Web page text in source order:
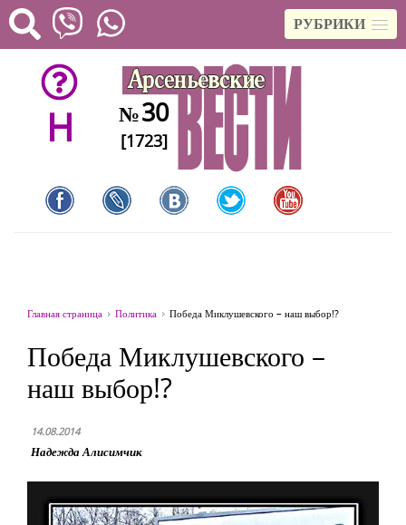
РУБРИКИ
H №30
[1723]
Главная страница Политика Победа Миклушевского – наш выбор!?
Победа Миклушевского –
наш выбор!?
14.08.2014
Надежда Алисимчик